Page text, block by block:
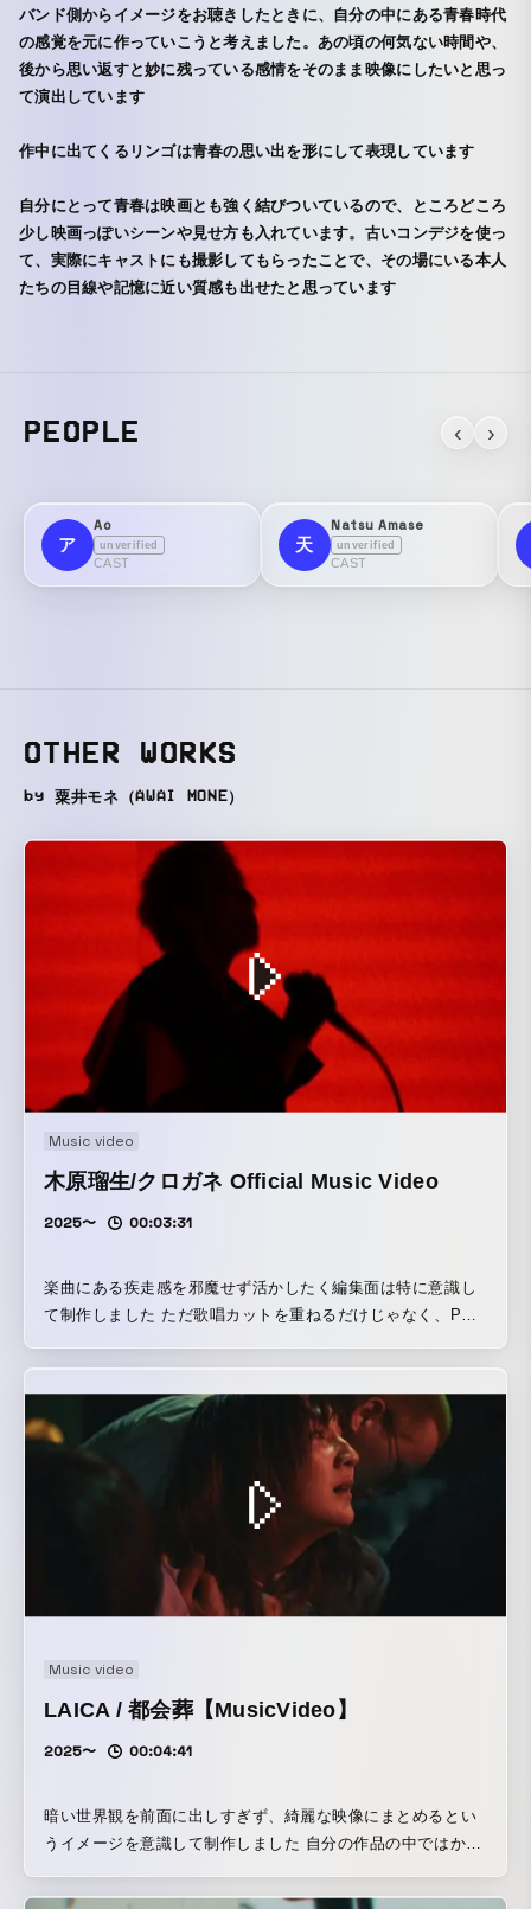
バンド側からイメージをお聴きしたときに、自分の中にある青春時代
の感覚を元に作っていこうと考えました。あの頃の何気ない時間や、
後から思い返すと妙に残っている感情をそのまま映像にしたいと思っ
て演出しています
作中に出てくるリンゴは青春の思い出を形にして表現しています
自分にとって青春は映画とも強く結びついているので、ところどころ
少し映画っぽいシーンや見せ方も入れています。古いコンデジを使っ
て、実際にキャストにも撮影してもらったことで、その場にいる本人
たちの目線や記憶に近い質感も出せたと思っています
PEOPLE ‹ ›
ア
Ao
unverified
CAST
天
Natsu Amase
unverified
CAST
OTHER WORKS
by 粟井モネ（AWAI MONE）
Music video
木原瑠生/クロガネ Official Music Video
2025〜 00:03:31
楽曲にある疾走感を邪魔せず活かしたく編集面は特に意識し
て制作しました ただ歌唱カットを重ねるだけじゃなく、POV
品にならないようラストに屋上シーンを使用しています
Music video
LAICA / 都会葬【MusicVideo】
2025〜 00:04:41
暗い世界観を前面に出しすぎず、綺麗な映像にまとめるとい
うイメージを意識して制作しました 自分の作品の中ではかな
り、没入感を出すためにスマホで観たときに黒味が出ないよ